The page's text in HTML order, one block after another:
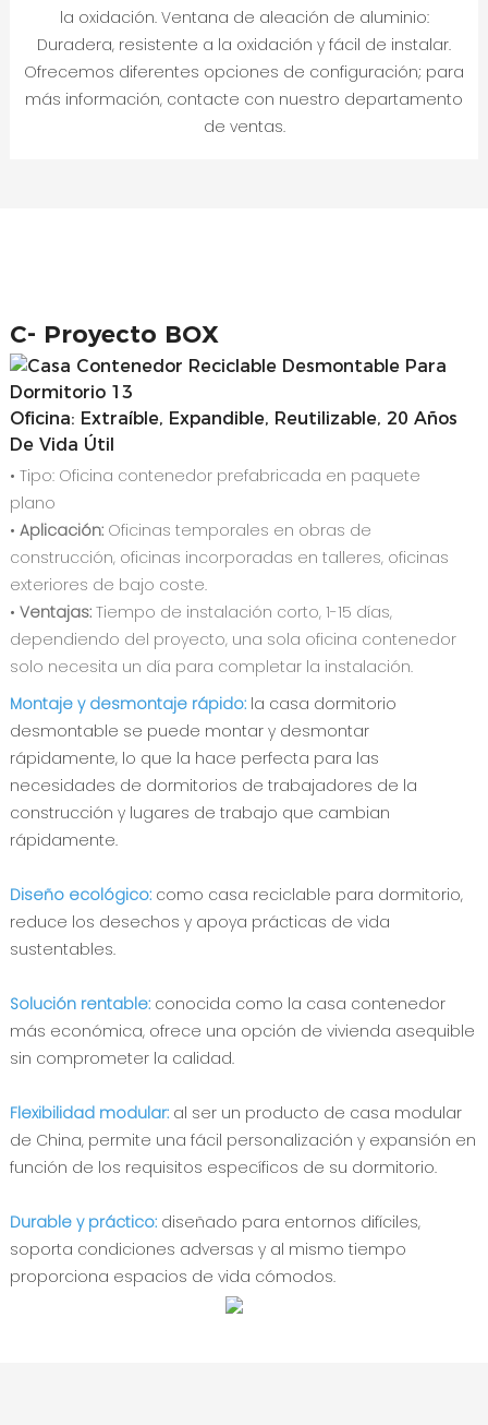
la oxidación. Ventana de aleación de aluminio:
Duradera, resistente a la oxidación y fácil de instalar.
Ofrecemos diferentes opciones de configuración; para
más información, contacte con nuestro departamento
de ventas.
C- Proyecto BOX
Oficina: Extraíble, Expandible, Reutilizable, 20 Años
De Vida Útil
• Tipo: Oficina contenedor prefabricada en paquete
plano
• Aplicación:Oficinas temporales en obras de
construcción, oficinas incorporadas en talleres, oficinas
exteriores de bajo coste.
• Ventajas:Tiempo de instalación corto, 1-15 días,
dependiendo del proyecto, una sola oficina contenedor
solo necesita un día para completar la instalación.
Montaje y desmontaje rápido:la casa dormitorio
desmontable se puede montar y desmontar
rápidamente, lo que la hace perfecta para las
necesidades de dormitorios de trabajadores de la
construcción y lugares de trabajo que cambian
rápidamente.
Diseño ecológico:como casa reciclable para dormitorio,
reduce los desechos y apoya prácticas de vida
sustentables.
Solución rentable:conocida como la casa contenedor
más económica, ofrece una opción de vivienda asequible
sin comprometer la calidad.
Flexibilidad modular:al ser un producto de casa modular
de China, permite una fácil personalización y expansión en
función de los requisitos específicos de su dormitorio.
Durable y práctico:diseñado para entornos difíciles,
soporta condiciones adversas y al mismo tiempo
proporciona espacios de vida cómodos.